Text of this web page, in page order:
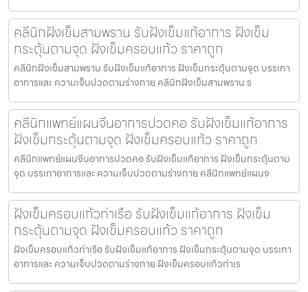
คลีนิกฝังเข็มสามพราน รับฝังเข็มแก้อาการ ฝังเข็ม
กระตุ้นตามจุด ฝังเข็มครอบแก้ว ราคาถูก
คลีนิกฝังเข็มสามพราน รับฝังเข็มแก้อาการ ฝังเข็มกระตุ้นตามจุด บรรเทา
อาการและ ความเจ็บปวดตามร่างกาย คลีนิกฝังเข็มสามพราน ร
คลีนิกแพทย์แผนจีนอาการปวดคอ รับฝังเข็มแก้อาการ
ฝังเข็มกระตุ้นตามจุด ฝังเข็มครอบแก้ว ราคาถูก
คลีนิกแพทย์แผนจีนอาการปวดคอ รับฝังเข็มแก้อาการ ฝังเข็มกระตุ้นตาม
จุด บรรเทาอาการและ ความเจ็บปวดตามร่างกาย คลีนิกแพทย์แผนจ
ฝังเข็มครอบแก้วท่าเรือ รับฝังเข็มแก้อาการ ฝังเข็ม
กระตุ้นตามจุด ฝังเข็มครอบแก้ว ราคาถูก
ฝังเข็มครอบแก้วท่าเรือ รับฝังเข็มแก้อาการ ฝังเข็มกระตุ้นตามจุด บรรเทา
อาการและ ความเจ็บปวดตามร่างกาย ฝังเข็มครอบแก้วท่าเร